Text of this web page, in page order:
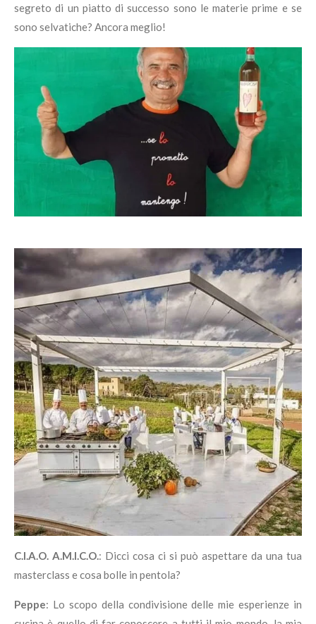
segreto di un piatto di successo sono le materie prime e se
sono selvatiche? Ancora meglio!
C.I.A.O. A.M.I.C.O.: Dicci cosa ci si può aspettare da una tua
masterclass e cosa bolle in pentola?
Peppe: Lo scopo della condivisione delle mie esperienze in